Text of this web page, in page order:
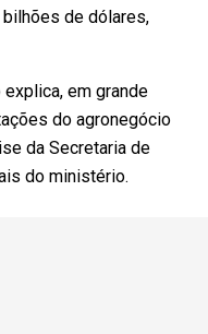
de dólares,
em grande
do agronegócio
da Secretaria de
do ministério.